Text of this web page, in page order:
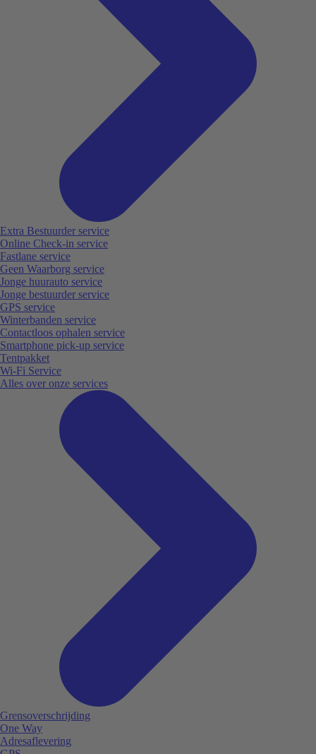
Extra Bestuurder service
Online Check-in service
Fastlane service
Geen Waarborg service
Jonge huurauto service
Jonge bestuurder service
GPS service
Winterbanden service
Contactloos ophalen service
Smartphone pick-up service
Tentpakket
Wi-Fi Service
Alles over onze services
Grensoverschrijding
One Way
Adresaflevering